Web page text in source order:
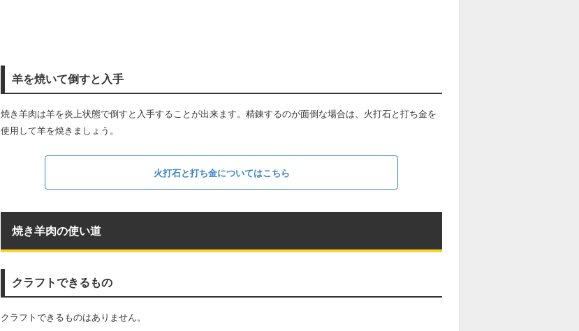
羊を焼いて倒すと入手
焼き羊肉は羊を炎上状態で倒すと入手することが出来ます。精錬するのが面倒な場合は、火打石と打ち金を
使用して羊を焼きましょう。
火打石と打ち金についてはこちら
焼き羊肉の使い道
クラフトできるもの
クラフトできるものはありません。